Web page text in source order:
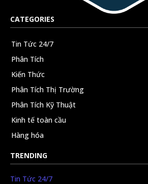
CATEGORIES
Tin Tức 24/7
Phân Tích
Kiến Thức
Phân Tích Thị Trường
Phân Tích Kỹ Thuật
Kinh tế toàn cầu
Hàng hóa
TRENDING
Tin Tức 24/7